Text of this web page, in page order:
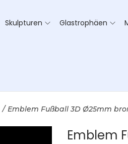
Skulpturen Glastrophäen
/ Emblem Fußball 3D Ø25mm
Emblem